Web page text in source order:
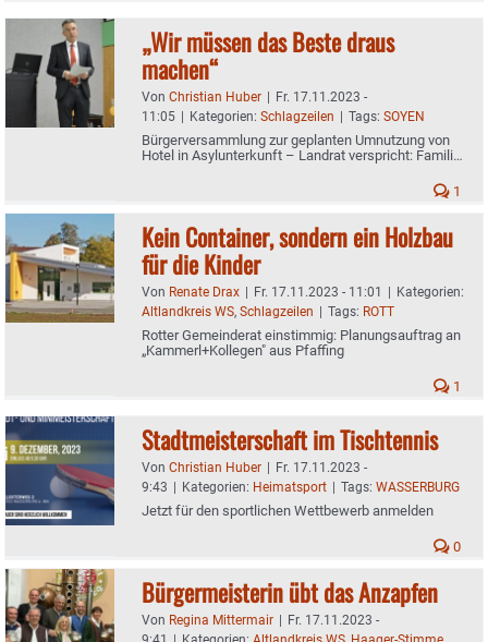
„Wir müssen das Beste draus
machen“
Von Christian Huber | Fr. 17.11.2023 -
11:05 | Kategorien: Schlagzeilen | Tags: SOYEN
Bürgerversammlung zur geplanten Umnutzung von
Hotel in Asylunterkunft – Landrat verspricht: Familien
1
Kein Container, sondern ein Holzbau
für die Kinder
Von Renate Drax | Fr. 17.11.2023 - 11:01 | Kategorien:
Altlandkreis WS, Schlagzeilen | Tags: ROTT
Rotter Gemeinderat einstimmig: Planungsauftrag an
„Kammerl+Kollegen" aus Pfaffing
1
Stadtmeisterschaft im Tischtennis
Von Christian Huber | Fr. 17.11.2023 -
9:43 | Kategorien: Heimatsport | Tags: WASSERBURG
Jetzt für den sportlichen Wettbewerb anmelden
0
Bürgermeisterin übt das Anzapfen
Von Regina Mittermair | Fr. 17.11.2023 -